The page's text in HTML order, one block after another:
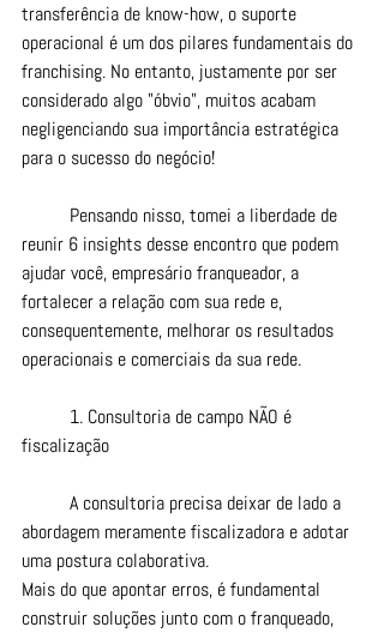
transferência de know-how, o suporte
operacional é um dos pilares fundamentais do
franchising. No entanto, justamente por ser
considerado algo "óbvio", muitos acabam
negligenciando sua importância estratégica
para o sucesso do negócio!
reunir 6 insights desse encontro que podem
ajudar você, empresário franqueador, a
fortalecer a relação com sua rede e,
consequentemente, melhorar os resultados
operacionais e comerciais da sua rede.
fiscalização
abordagem meramente fiscalizadora e adotar
uma postura colaborativa.
Mais do que apontar erros, é fundamental
construir soluções junto com o franqueado,